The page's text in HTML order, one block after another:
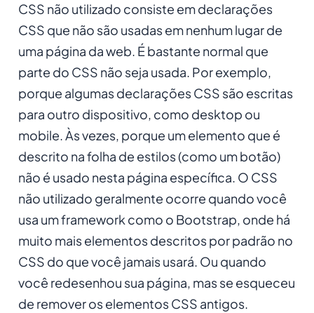
CSS não utilizado consiste em declarações
CSS que não são usadas em nenhum lugar de
uma página da web. É bastante normal que
parte do CSS não seja usada. Por exemplo,
porque algumas declarações CSS são escritas
para outro dispositivo, como desktop ou
mobile. Às vezes, porque um elemento que é
descrito na folha de estilos (como um botão)
não é usado nesta página específica. O CSS
não utilizado geralmente ocorre quando você
usa um framework como o Bootstrap, onde há
muito mais elementos descritos por padrão no
CSS do que você jamais usará. Ou quando
você redesenhou sua página, mas se esqueceu
de remover os elementos CSS antigos.